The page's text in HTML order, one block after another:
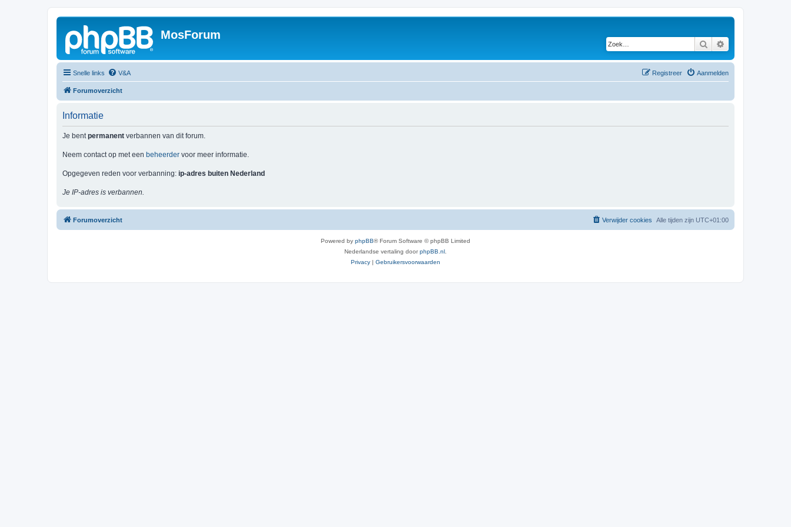
MosForum
Zoek
Snelle links V&A Aanmelden
Registreer
Forumoverzicht
Informatie
Je bentpermanent verbannen van dit forum.
Neem contact op met een beheerder voor meer informatie.
Opgegeven reden voor verbanning: ip-adres buiten Nederland
Je IP-adres is verbannen.
Forumoverzicht Alle tijden zijn UTC+01:00
Verwijder cookies
Powered by phpBB® Forum Software © phpBB Limited
Nederlandse vertaling doorphpBB.nl
Privacy | Gebruikersvoorwaarden